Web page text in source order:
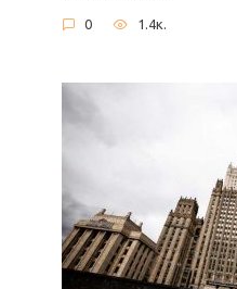
0 1.4к.